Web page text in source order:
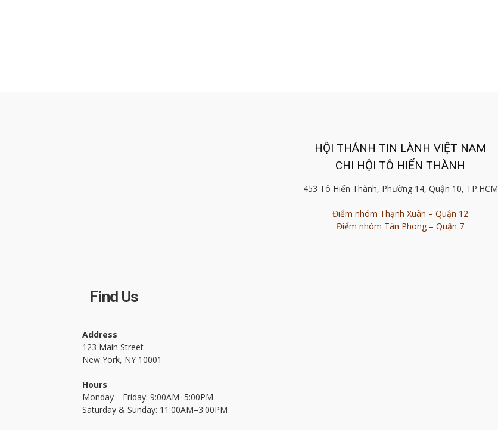
HỘI THÁNH TIN LÀNH VIỆT NAM
CHI HỘI TÔ HIẾN THÀNH
453 Tô Hiến Thành, Phường 14, Quận 10, TP.HCM
Điểm nhóm Thạnh Xuân – Quận 12
Điểm nhóm Tân Phong – Quận 7
Find Us
Address
123 Main Street
New York, NY 10001
Hours
Monday—Friday: 9:00AM–5:00PM
Saturday & Sunday: 11:00AM–3:00PM